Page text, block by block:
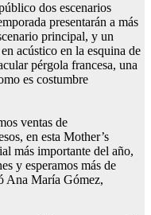
dos escenarios
presentarán a más
principal, y un
acústico en la esquina de
pérgola francesa, una
es costumbre
ventas de
en esta Mother’s
más importante del año,
y esperamos más de
Ana María Gómez,